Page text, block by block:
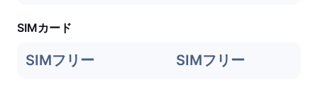
SIMカード
SIMフリー SIMフリー